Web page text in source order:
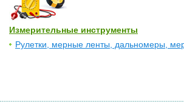
Измерительные инструменты
Рулетки, мерные ленты, дальномеры,